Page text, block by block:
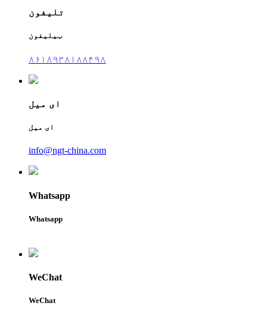
تلیفون
ټیلیفون
۸۶۱۸۹۳۸۱۸۸۴۹۸
ای میل
ای میل
info@ngt-china.com
Whatsapp
Whatsapp
WeChat
WeChat